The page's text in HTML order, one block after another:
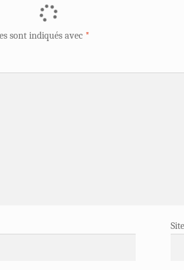
sont indiqués avec *